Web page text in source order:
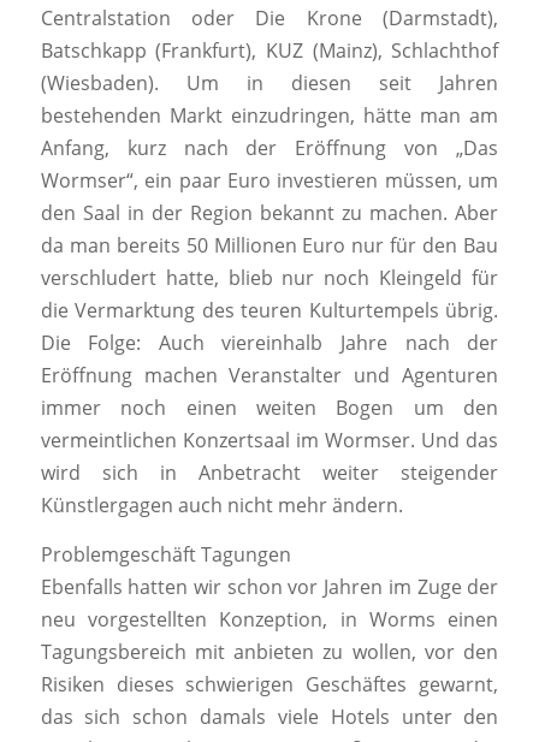
Centralstation oder Die Krone (Darmstadt),
Batschkapp (Frankfurt), KUZ (Mainz), Schlachthof
(Wiesbaden). Um in diesen seit Jahren
bestehenden Markt einzudringen, hätte man am
Anfang, kurz nach der Eröffnung von „Das
Wormser“, ein paar Euro investieren müssen, um
den Saal in der Region bekannt zu machen. Aber
da man bereits 50 Millionen Euro nur für den Bau
verschludert hatte, blieb nur noch Kleingeld für
die Vermarktung des teuren Kulturtempels übrig.
Die Folge: Auch viereinhalb Jahre nach der
Eröffnung machen Veranstalter und Agenturen
immer noch einen weiten Bogen um den
vermeintlichen Konzertsaal im Wormser. Und das
wird sich in Anbetracht weiter steigender
Künstlergagen auch nicht mehr ändern.
Problemgeschäft Tagungen
Ebenfalls hatten wir schon vor Jahren im Zuge der
neu vorgestellten Konzeption, in Worms einen
Tagungsbereich mit anbieten zu wollen, vor den
Risiken dieses schwierigen Geschäftes gewarnt,
das sich schon damals viele Hotels unter den